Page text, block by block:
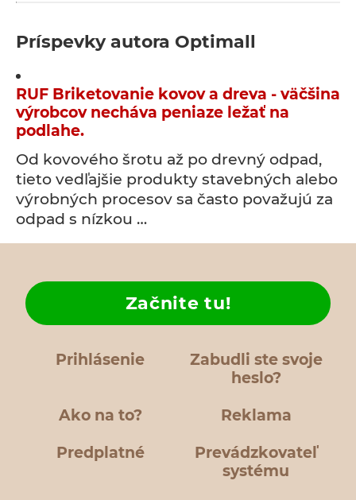
Príspevky autora Optimall
RUF Briketovanie kovov a dreva - väčšina
výrobcov necháva peniaze ležať na
podlahe.
Od kovového šrotu až po drevný odpad,
tieto vedľajšie produkty stavebných alebo
výrobných procesov sa často považujú za
odpad s nízkou …
Prihlásenie
Zabudli ste svoje
heslo?
Ako na to?
Začnite tu!
Reklama
Predplatné
Prevádzkovateľ
systému